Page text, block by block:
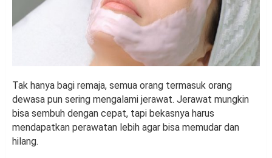
Tak hanya bagi remaja, semua orang termasuk orang
dewasa pun sering mengalami jerawat. Jerawat mungkin
bisa sembuh dengan cepat, tapi bekasnya harus
mendapatkan perawatan lebih agar bisa memudar dan
hilang.